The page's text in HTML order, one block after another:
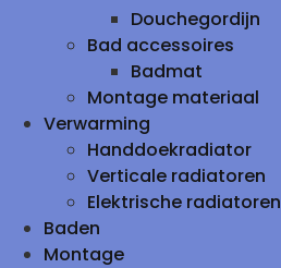
Douchegordijn
Bad accessoires
Badmat
Montage materiaal
Verwarming
Handdoekradiator
Verticale radiatoren
Elektrische radiatoren
Baden
Montage